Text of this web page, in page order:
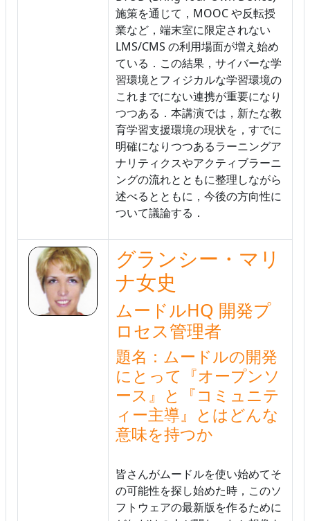
施策を通じて，MOOC や反転授
業など，端末室に限定されない
LMS/CMS の利用場面が増え始め
ている．この結果，サイバーな学
習環境とフィジカルな学習環境の
これまでにない連携が重要になり
つつある．本講演では，新たな教
育学習支援環境の現状を，すでに
明確になりつつあるラーニングア
ナリティクスやアクティブラーニ
ングの流れとともに整理しながら
述べるとともに，今後の方向性に
ついて議論する．
グランシー・マリ
ナ女史
ムードルHQ 開発プ
ロセス管理者
題名：ムードルの開発
にとって『オープンソ
ース』と『コミュニテ
ィー主導』とはどんな
意味を持つか
皆さんがムードルを使い始めてそ
の可能性を探し始めた時，このソ
フトウェアの最新版を作るために